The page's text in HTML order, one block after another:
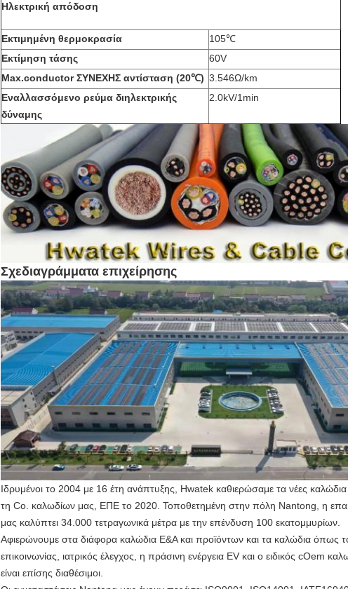
Ηλεκτρική απόδοση
Εκτιμημένη θερμοκρασία 105℃
Εκτίμηση τάσης
60V
Max.conductor ΣΥΝΕΧΗΣ αντίσταση (20℃) 3.546Ω/km
Εναλλασσόμενο ρεύμα διηλεκτρικής
δύναμης
2.0kV/1min
Σχεδιαγράμματα επιχείρησης
Ιδρυμένοι το 2004 με 16 έτη ανάπτυξης, Hwatek καθιερώσαμε τα νέες
τη Co. καλωδίων μας, ΕΠΕ το 2020. Τοποθετημένη στην πόλη Nantong, η
μας καλύπτει 34.000 τετραγωνικά μέτρα με την επένδυση 100 εκατομμυρίων.
Αφιερώνουμε στα διάφορα καλώδια Ε&Α και προϊόντων και τα καλώδια όπως
επικοινωνίας, ιατρικός έλεγχος, η πράσινη ενέργεια EV και ο ειδικός cOem
είναι επίσης διαθέσιμοι.